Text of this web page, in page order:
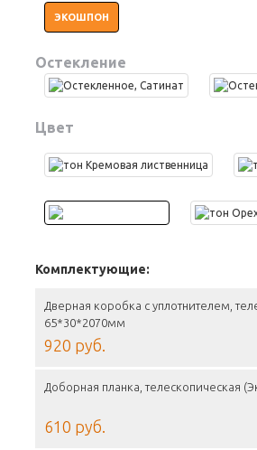
ЭКОШПОН
Остекление
Цвет
Комплектующие:
Дверная коробка с уплотнителем,
65*30*2070мм
920 руб.
Доборная планка, телескопическая
610 руб.